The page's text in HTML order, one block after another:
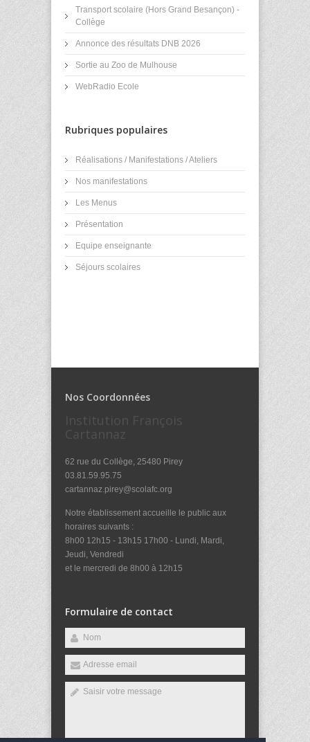
Transport scolaire (Hors Grand Besançon) -
Collège
Annonce des résultats DNB 2026
Sortie au Zoo de Mulhouse
WebRadio Ecole
Rubriques populaires
Réalisations / Manifestations / Ateliers
Nos manifestations
Les Menus
Présentation
Equipe enseignante
Séjours scolaires
Nos Coordonnées
Institution François
Cartannaz
62 rue du Collège, 25480 Pirey
03.81.59.95.75
cartannaz.pirey@scolafc.org
Notre établissement accueille le public aux
horaires suivants :
8h00 12h15 - 13h15 17h00 - Lundi, Mardi,
Jeudi, Vendredi
et le mercredi de 8h00 à 12h15
Formulaire de contact